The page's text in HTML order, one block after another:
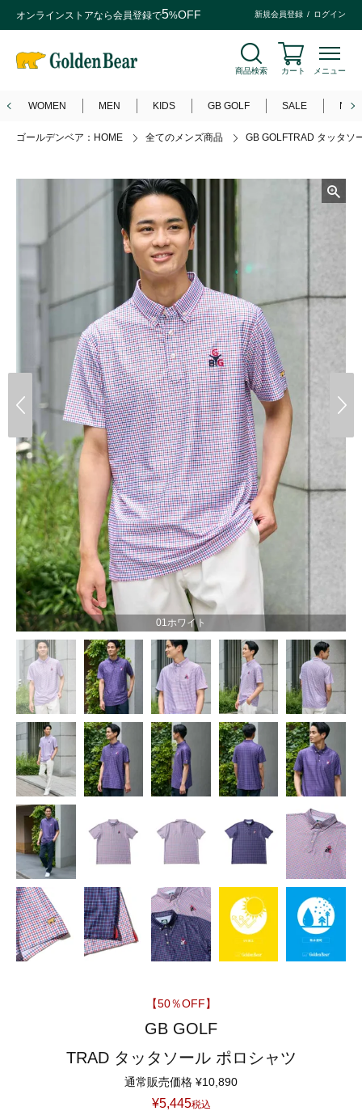
オンラインストアなら会員登録で5%OFF 新規会員登録 ログイン
商品検索 カート メニュー
WOMEN MEN KIDS GB GOLF SALE
ゴールデンベア：HOME 全てのメンズ商品 GB GOLFTRAD タッタソ
01ホワイト
【50％OFF】
GB GOLF
TRAD タッタソール ポロシャツ
通常販売価格 ¥10,890
¥5,445税込